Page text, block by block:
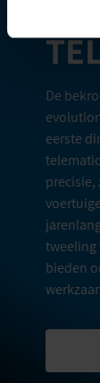
De
eerste
tweeling
bieden